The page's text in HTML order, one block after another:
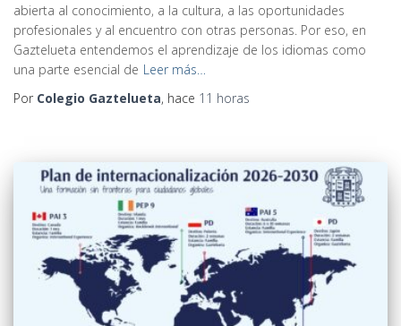
abierta al conocimiento, a la cultura, a las oportunidades
profesionales y al encuentro con otras personas. Por eso, en
Gaztelueta entendemos el aprendizaje de los idiomas como
una parte esencial de Leer más…
Por Colegio Gaztelueta, hace 11 horas